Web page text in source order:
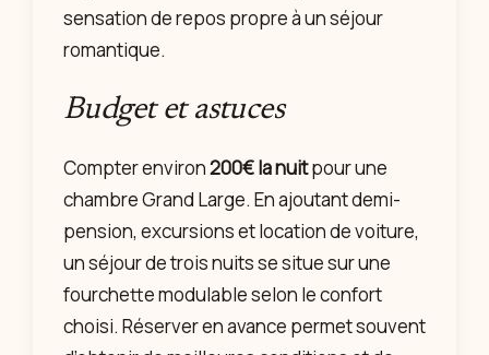
sensation de repos propre à un séjour
romantique.
Budget et astuces
Compter environ200€ la nuitpour une
chambre Grand Large. En ajoutant demi-
pension, excursions et location de voiture,
un séjour de trois nuits se situe sur une
fourchette modulable selon le confort
choisi. Réserver en avance permet souvent